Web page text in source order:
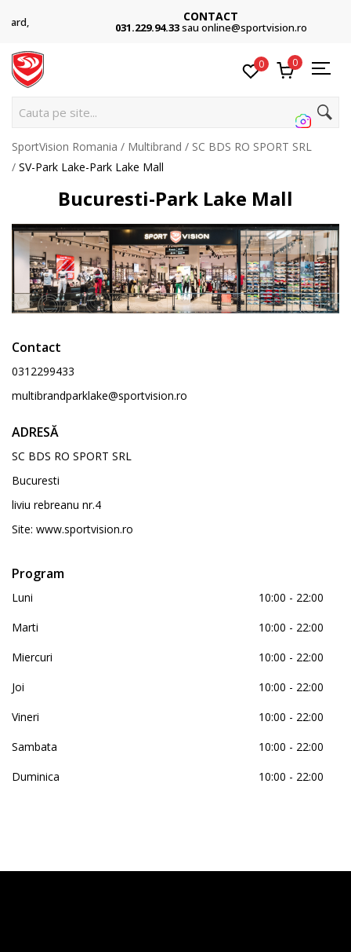
CONTACT
031.229.94.33sau online@sportvision.ro
0 0
Cauta pe site...
SportVision Romania Multibrand
SC BDS RO SPORT SRL
SV-Park Lake-Park Lake Mall
Bucuresti-Park Lake Mall
Contact
0312299433
multibrandparklake@sportvision.ro
ADRESĂ
SC BDS RO SPORT SRL
Bucuresti
liviu rebreanu nr.4
Site: www.sportvision.ro
Program
Luni
10:00 - 22:00
Marti
10:00 - 22:00
Miercuri
10:00 - 22:00
Joi
10:00 - 22:00
Vineri
10:00 - 22:00
Sambata
10:00 - 22:00
Duminica
10:00 - 22:00